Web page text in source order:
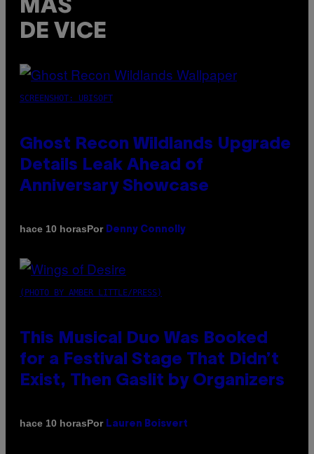
MÁS
DE VICE
SCREENSHOT: UBISOFT
Ghost Recon Wildlands Upgrade
Details Leak Ahead of
Anniversary Showcase
hace 10 horasPor Denny Connolly
(PHOTO BY AMBER LITTLE/PRESS)
This Musical Duo Was Booked
for a Festival Stage That Didn’t
Exist, Then Gaslit by Organizers
hace 10 horasPor Lauren Boisvert